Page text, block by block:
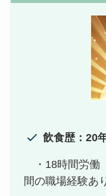
飲食歴：20
・18時間労働
間の職場経験あ